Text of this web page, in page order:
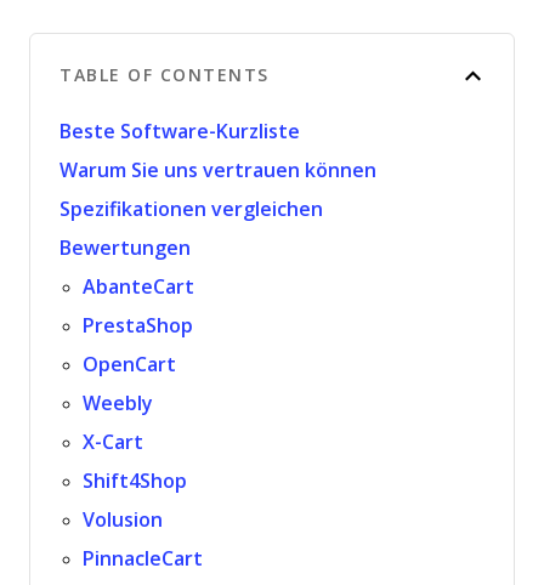
TABLE OF CONTENTS
Beste Software-Kurzliste
Warum Sie uns vertrauen können
Spezifikationen vergleichen
Bewertungen
AbanteCart
PrestaShop
OpenCart
Weebly
X-Cart
Shift4Shop
Volusion
PinnacleCart